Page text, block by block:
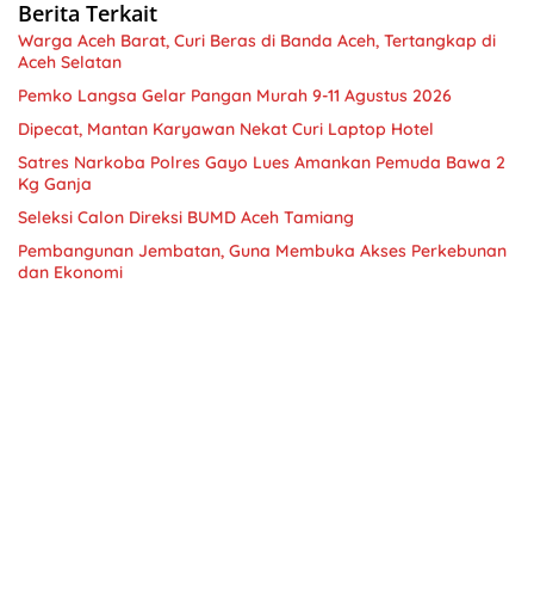
Berita Terkait
Warga Aceh Barat, Curi Beras di Banda Aceh, Tertangkap di
Aceh Selatan
Pemko Langsa Gelar Pangan Murah 9-11 Agustus 2026
Dipecat, Mantan Karyawan Nekat Curi Laptop Hotel
Satres Narkoba Polres Gayo Lues Amankan Pemuda Bawa 2
Kg Ganja
Seleksi Calon Direksi BUMD Aceh Tamiang
Pembangunan Jembatan, Guna Membuka Akses Perkebunan
dan Ekonomi